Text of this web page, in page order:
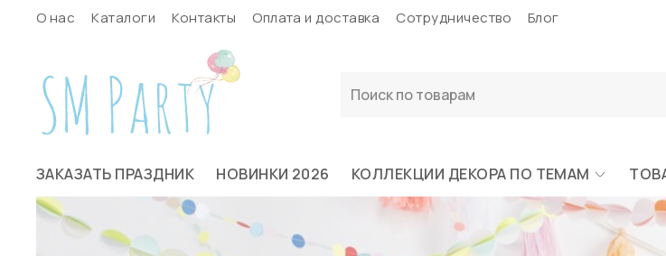
О нас Каталоги Контакты Оплата и доставка Сотрудничество Блог
ЗАКАЗАТЬ ПРАЗДНИК НОВИНКИ 2026 КОЛЛЕКЦИИ ДЕКОРА ПО ТЕМАМ